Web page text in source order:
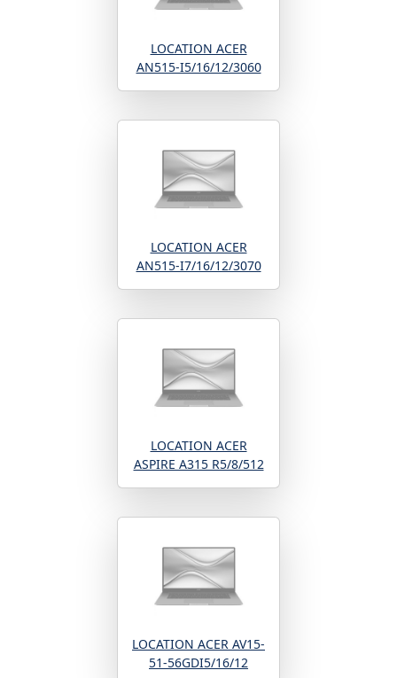
LOCATION ACER
AN515-I5/16/12/3060
LOCATION ACER
AN515-I7/16/12/3070
LOCATION ACER
ASPIRE A315 R5/8/512
LOCATION ACER AV15-
51-56GDI5/16/12